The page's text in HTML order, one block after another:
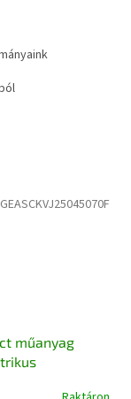
műanyag
GEASCKVJ25045070F